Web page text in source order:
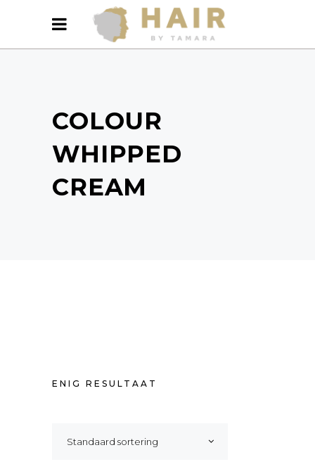
COLOUR
WHIPPED
CREAM
ENIG RESULTAAT
Standaard sortering